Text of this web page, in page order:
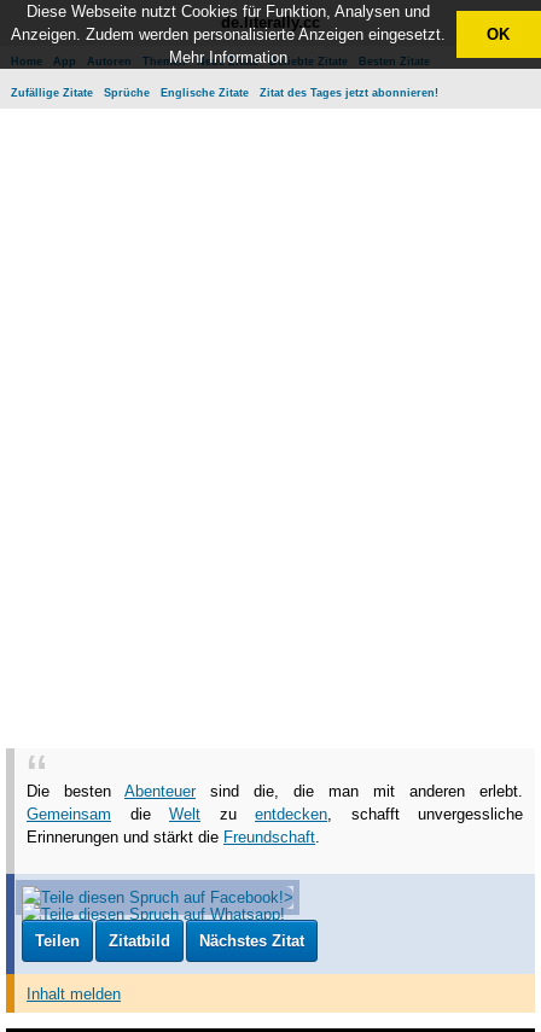
de.literally.cc
Home App Autoren Themen Neue Zitate Beliebte Zitate Besten Zitate
Zufällige Zitate Sprüche Englische Zitate Zitat des Tages jetzt abonnieren!
Die besten Abenteuersind die, die man mit anderen erlebt.
Gemeinsam die Welt zu entdecken, schafft unvergessliche
Erinnerungen und stärkt die Freundschaft.
Teilen Zitatbild Nächstes Zitat
Inhalt melden
Diese Webseite nutzt Cookies für Funktion, Analysen und
Anzeigen. Zudem werden personalisierte Anzeigen eingesetzt.
Mehr Information
OK